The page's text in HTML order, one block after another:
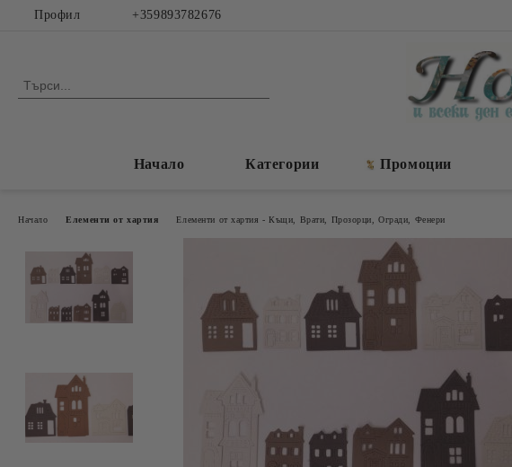
Профил +359893782676
Начало Категории Промоции
Начало Елементи от хартия Елементи от хартия - Къщи, Врати, Прозорци, Огради, Фенери